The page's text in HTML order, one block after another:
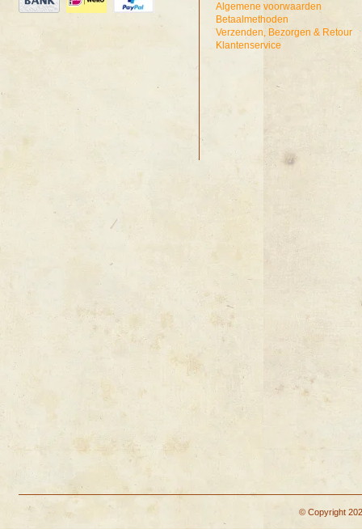
Algemene voorwaarden
Betaalmethoden
Verzenden, Bezorgen & Retour
Klantenservice
© Copyright